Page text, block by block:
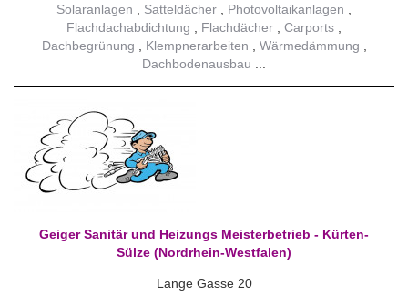
Solaranlagen
Satteldächer
Photovoltaikanlagen
Flachdachabdichtung
Flachdächer
Carports
Dachbegrünung
Klempnerarbeiten
Wärmedämmung
Dachbodenausbau
Geiger Sanitär und Heizungs Meisterbetrieb - Kürten-
Sülze (Nordrhein-Westfalen)
Lange Gasse 20